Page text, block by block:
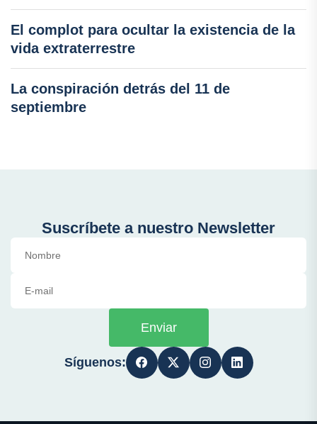
El complot para ocultar la existencia de la
vida extraterrestre
La conspiración detrás del 11 de
septiembre
Suscríbete a nuestro Newsletter
Enviar
Síguenos: